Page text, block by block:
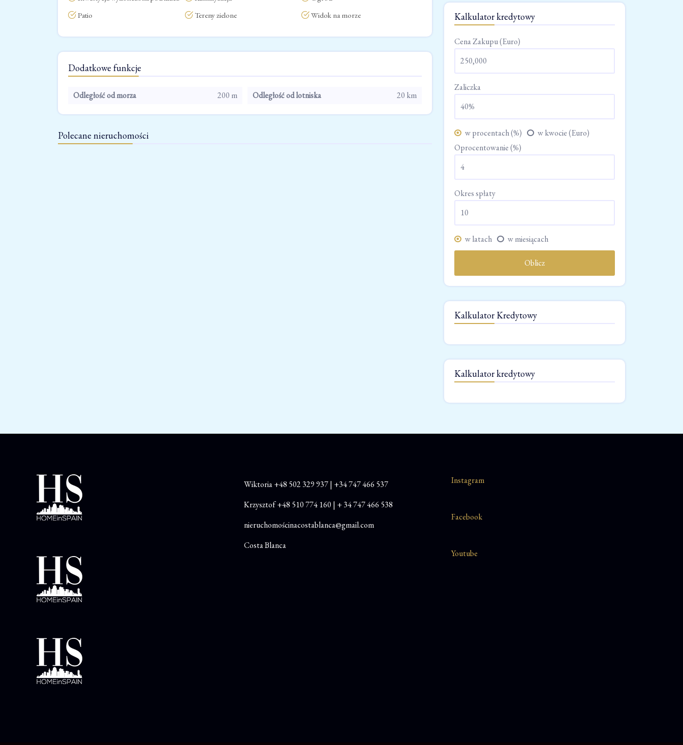
Patio
Tereny zielone Widok na morze
Dodatkowe funkcje
Odległość od morza 200 m Odległość od lotniska 20 km
Polecane nieruchomości
Kalkulator kredytowy
Cena Zakupu (Euro)
Zaliczka
w procentach (%)
w kwocie (Euro)
Oprocentowanie (%)
Okres spłaty
w latach w miesiącach
Oblicz
Kalkulator Kredytowy
Kalkulator kredytowy
Wiktoria+48 502 329 937| +34 747 466 537
Krzysztof+48 510 774 160 | + 34 747 466 538
nieruchomościnacostablanca@gmail.com
Costa Blanca
Instagram
Facebook
Youtube